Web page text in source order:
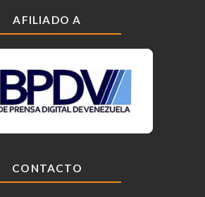
AFILIADO A
CONTACTO